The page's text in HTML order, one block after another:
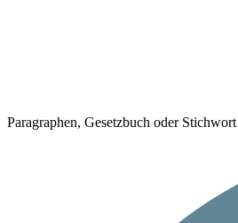
Paragraphen, Gesetzbuch oder Stichwort